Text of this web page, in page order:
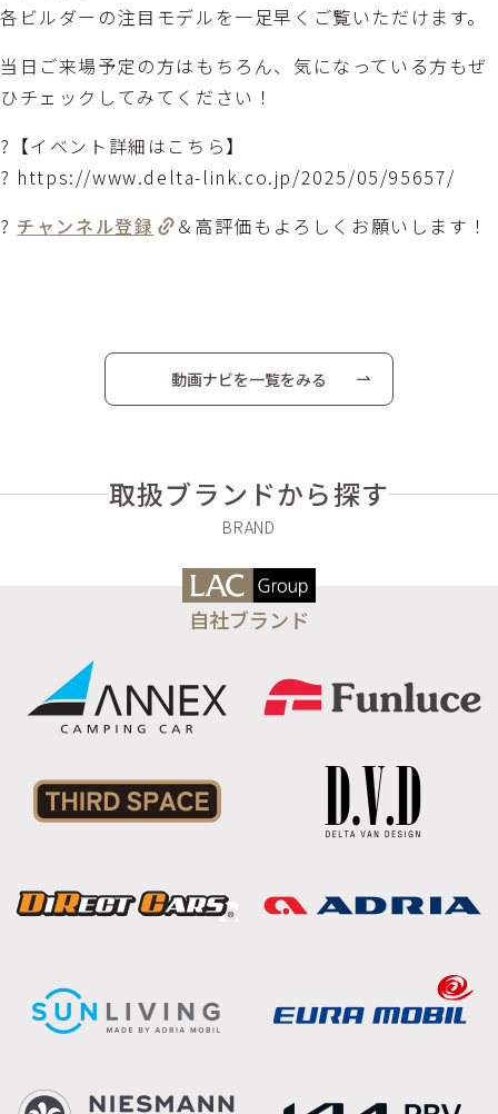
各ビルダーの注目モデルを一足早くご覧いただけます。
当日ご来場予定の方はもちろん、気になっている方もぜ
ひチェックしてみてください！
?【イベント詳細はこちら】
? https://www.delta-link.co.jp/2025/05/95657/
? チャンネル登録 ＆高評価もよろしくお願いします！
動画ナビを一覧をみる
取扱ブランドから探す
自社ブランド